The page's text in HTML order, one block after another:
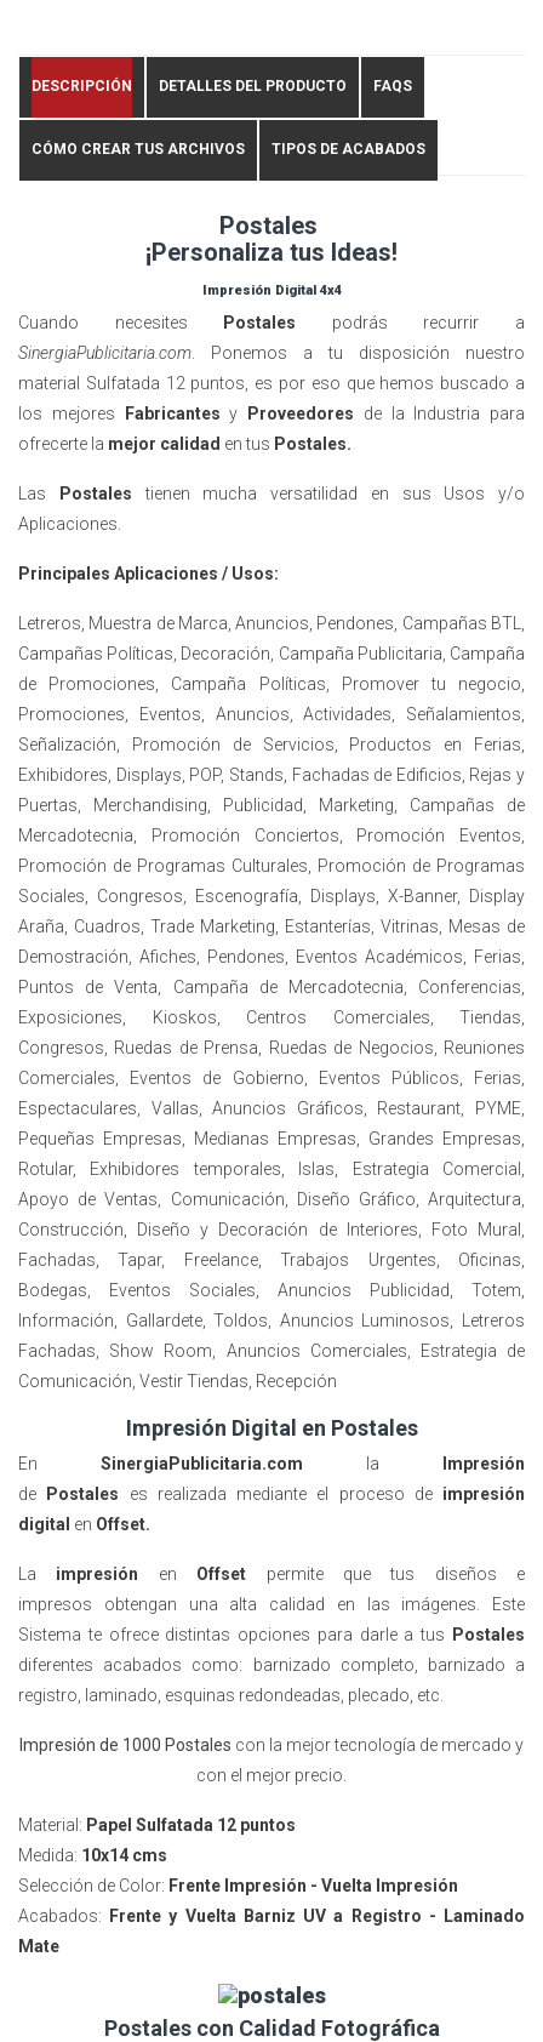
DESCRIPCIÓN DETALLES DEL PRODUCTO FAQS
CÓMO CREAR TUS ARCHIVOS TIPOS DE ACABADOS
Postales
¡Personaliza tus Ideas!
Impresión Digital 4x4
Cuando necesites Postales podrás recurrir a
SinergiaPublicitaria.com . Ponemos a tu disposición nuestro
material Sulfatada 12 puntos, es por eso que hemos buscado a
los mejores
Fabricantes y Proveedores de la Industria para
ofrecerte la mejor calidad en tus Postales.
Las Postales
tienen mucha versatilidad en sus Usos y/o
Aplicaciones.
Principales Aplicaciones / Usos:
Letreros, Muestra de Marca, Anuncios, Pendones, Campañas BTL,
Campañas Políticas, Decoración, Campaña Publicitaria, Campaña
de Promociones, Campaña Políticas, Promover tu negocio,
Promociones, Eventos, Anuncios, Actividades, Señalamientos,
Señalización, Promoción de Servicios, Productos en Ferias,
Exhibidores, Displays, POP, Stands, Fachadas de Edificios, Rejas y
Puertas, Merchandising, Publicidad, Marketing, Campañas de
Mercadotecnia, Promoción Conciertos, Promoción Eventos,
Promoción de Programas Culturales, Promoción de Programas
Sociales, Congresos, Escenografía, Displays, X-Banner, Display
Araña, Cuadros, Trade Marketing, Estanterías, Vitrinas, Mesas de
Demostración, Afiches, Pendones, Eventos Académicos, Ferias,
Puntos de Venta, Campaña de Mercadotecnia, Conferencias,
Exposiciones, Kioskos, Centros Comerciales, Tiendas,
Congresos, Ruedas de Prensa, Ruedas de Negocios, Reuniones
Comerciales, Eventos de Gobierno, Eventos Públicos, Ferias,
Espectaculares, Vallas, Anuncios Gráficos, Restaurant, PYME,
Pequeñas Empresas, Medianas Empresas, Grandes Empresas,
Rotular, Exhibidores temporales, Islas, Estrategia Comercial,
Apoyo de Ventas, Comunicación, Diseño Gráfico, Arquitectura,
Construcción, Diseño y Decoración de Interiores, Foto Mural,
Fachadas, Tapar, Freelance, Trabajos Urgentes, Oficinas,
Bodegas, Eventos Sociales, Anuncios Publicidad, Totem,
Información, Gallardete, Toldos, Anuncios Luminosos, Letreros
Fachadas, Show Room, Anuncios Comerciales, Estrategia de
Comunicación, Vestir Tiendas, Recepción
Impresión Digital en Postales
En SinergiaPublicitaria.com la
Impresión
de Postales es realizada mediante el proceso de impresión
digital en Offset.
La impresión en Offset permite que tus diseños e
impresos obtengan una alta calidad en las imágenes. Este
Sistema te ofrece distintas opciones para darle a tus
Postales
diferentes acabados como: barnizado completo, barnizado a
registro, laminado, esquinas redondeadas, plecado, etc.
Impresión de 1000 Postales con la mejor tecnología de mercado y
con el mejor precio.
Material: Papel Sulfatada 12 puntos
Medida: 10x14 cms
Selección de Color: Frente Impresión - Vuelta Impresión
Acabados:
Frente y Vuelta
Barniz UV a Registro - Laminado
Mate
Postales con Calidad Fotográfica